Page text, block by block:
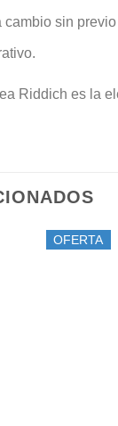
sin
Riddich es la
OFERTA